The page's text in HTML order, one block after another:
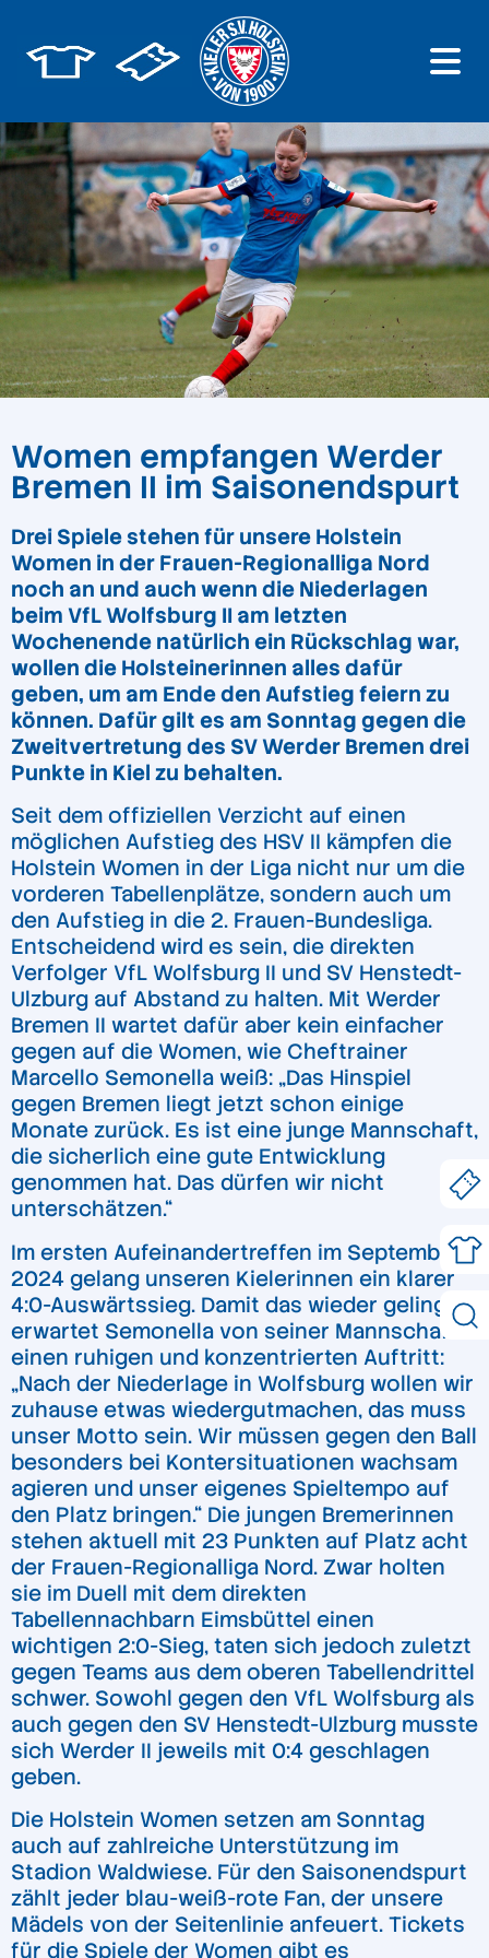
Women empfangen Werder
Bremen II im Saisonendspurt
Drei Spiele stehen für unsere Holstein
Women in der Frauen-Regionalliga Nord
noch an und auch wenn die Niederlagen
beim VfL Wolfsburg II am letzten
Wochenende natürlich ein Rückschlag war,
wollen die Holsteinerinnen alles dafür
geben, um am Ende den Aufstieg feiern zu
können. Dafür gilt es am Sonntag gegen die
Zweitvertretung des SV Werder Bremen drei
Punkte in Kiel zu behalten.
Seit dem offiziellen Verzicht auf einen
möglichen Aufstieg des HSV II kämpfen die
Holstein Women in der Liga nicht nur um die
vorderen Tabellenplätze, sondern auch um
den Aufstieg in die 2. Frauen-Bundesliga.
Entscheidend wird es sein, die direkten
Verfolger VfL Wolfsburg II und SV Henstedt-
Ulzburg auf Abstand zu halten. Mit Werder
Bremen II wartet dafür aber kein einfacher
gegen auf die Women, wie Cheftrainer
Marcello Semonella weiß: „Das Hinspiel
gegen Bremen liegt jetzt schon einige
Monate zurück. Es ist eine junge Mannschaft,
die sicherlich eine gute Entwicklung
genommen hat. Das dürfen wir nicht
unterschätzen.“
Im ersten Aufeinandertreffen im September
2024 gelang unseren Kielerinnen ein klarer
4:0-Auswärtssieg. Damit das wieder gelingt
erwartet Semonella von seiner Mannschaft
einen ruhigen und konzentrierten Auftritt:
„Nach der Niederlage in Wolfsburg wollen wir
zuhause etwas wiedergutmachen, das muss
unser Motto sein. Wir müssen gegen den Ball
besonders bei Kontersituationen wachsam
agieren und unser eigenes Spieltempo auf
den Platz bringen.“ Die jungen Bremerinnen
stehen aktuell mit 23 Punkten auf Platz acht
der Frauen-Regionalliga Nord. Zwar holten
sie im Duell mit dem direkten
Tabellennachbarn Eimsbüttel einen
wichtigen 2:0-Sieg, taten sich jedoch zuletzt
gegen Teams aus dem oberen Tabellendrittel
schwer. Sowohl gegen den VfL Wolfsburg als
auch gegen den SV Henstedt-Ulzburg musste
sich Werder II jeweils mit 0:4 geschlagen
geben.
Die Holstein Women setzen am Sonntag
auch auf zahlreiche Unterstützung im
Stadion Waldwiese. Für den Saisonendspurt
zählt jeder blau-weiß-rote Fan, der unsere
Mädels von der Seitenlinie anfeuert. Tickets
für die Spiele der Women gibt es